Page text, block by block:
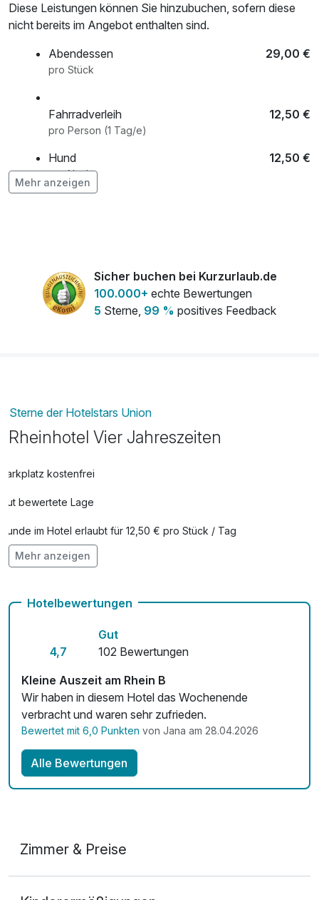
Diese Leistungen können Sie hinzubuchen, sofern diese
nicht bereits im Angebot enthalten sind.
Abendessen
29,00 €
pro Stück
Fahrradverleih 12,50 €
pro Person (1 Tag/e)
Hund 12,50 €
pro Nacht
Mehr anzeigen
Sicher buchen bei Kurzurlaub.de
100.000+ echte Bewertungen
5 Sterne, 99 % positives Feedback
Sterne der Hotelstars Union
Rheinhotel Vier Jahreszeiten
Parkplatz kostenfrei
Gut bewertete Lage
Hunde im Hotel erlaubt für 12,50 € pro Stück / Tag
Auch vegetarische Speisen
Kostenloses W-LAN
Mit Hotelbar
Mehr anzeigen
Hotelbewertungen
4,7
Gut
102 Bewertungen
Kleine Auszeit am Rhein B
Wir haben in diesem Hotel das Wochenende
verbracht und waren sehr zufrieden.
Bewertet mit 6,0 Punkten von Jana am 28.04.2026
Alle Bewertungen
Zimmer & Preise